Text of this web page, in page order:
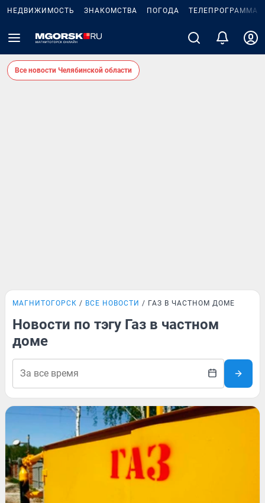
НЕДВИЖИМОСТЬ ЗНАКОМСТВА ПОГОДА ТЕЛЕПРОГРАММА
Все новости Челябинской области
МАГНИТОГОРСК ВСЕ НОВОСТИ ГАЗ В ЧАСТНОМ ДОМЕ
Новости по тэгу Газ в частном
доме